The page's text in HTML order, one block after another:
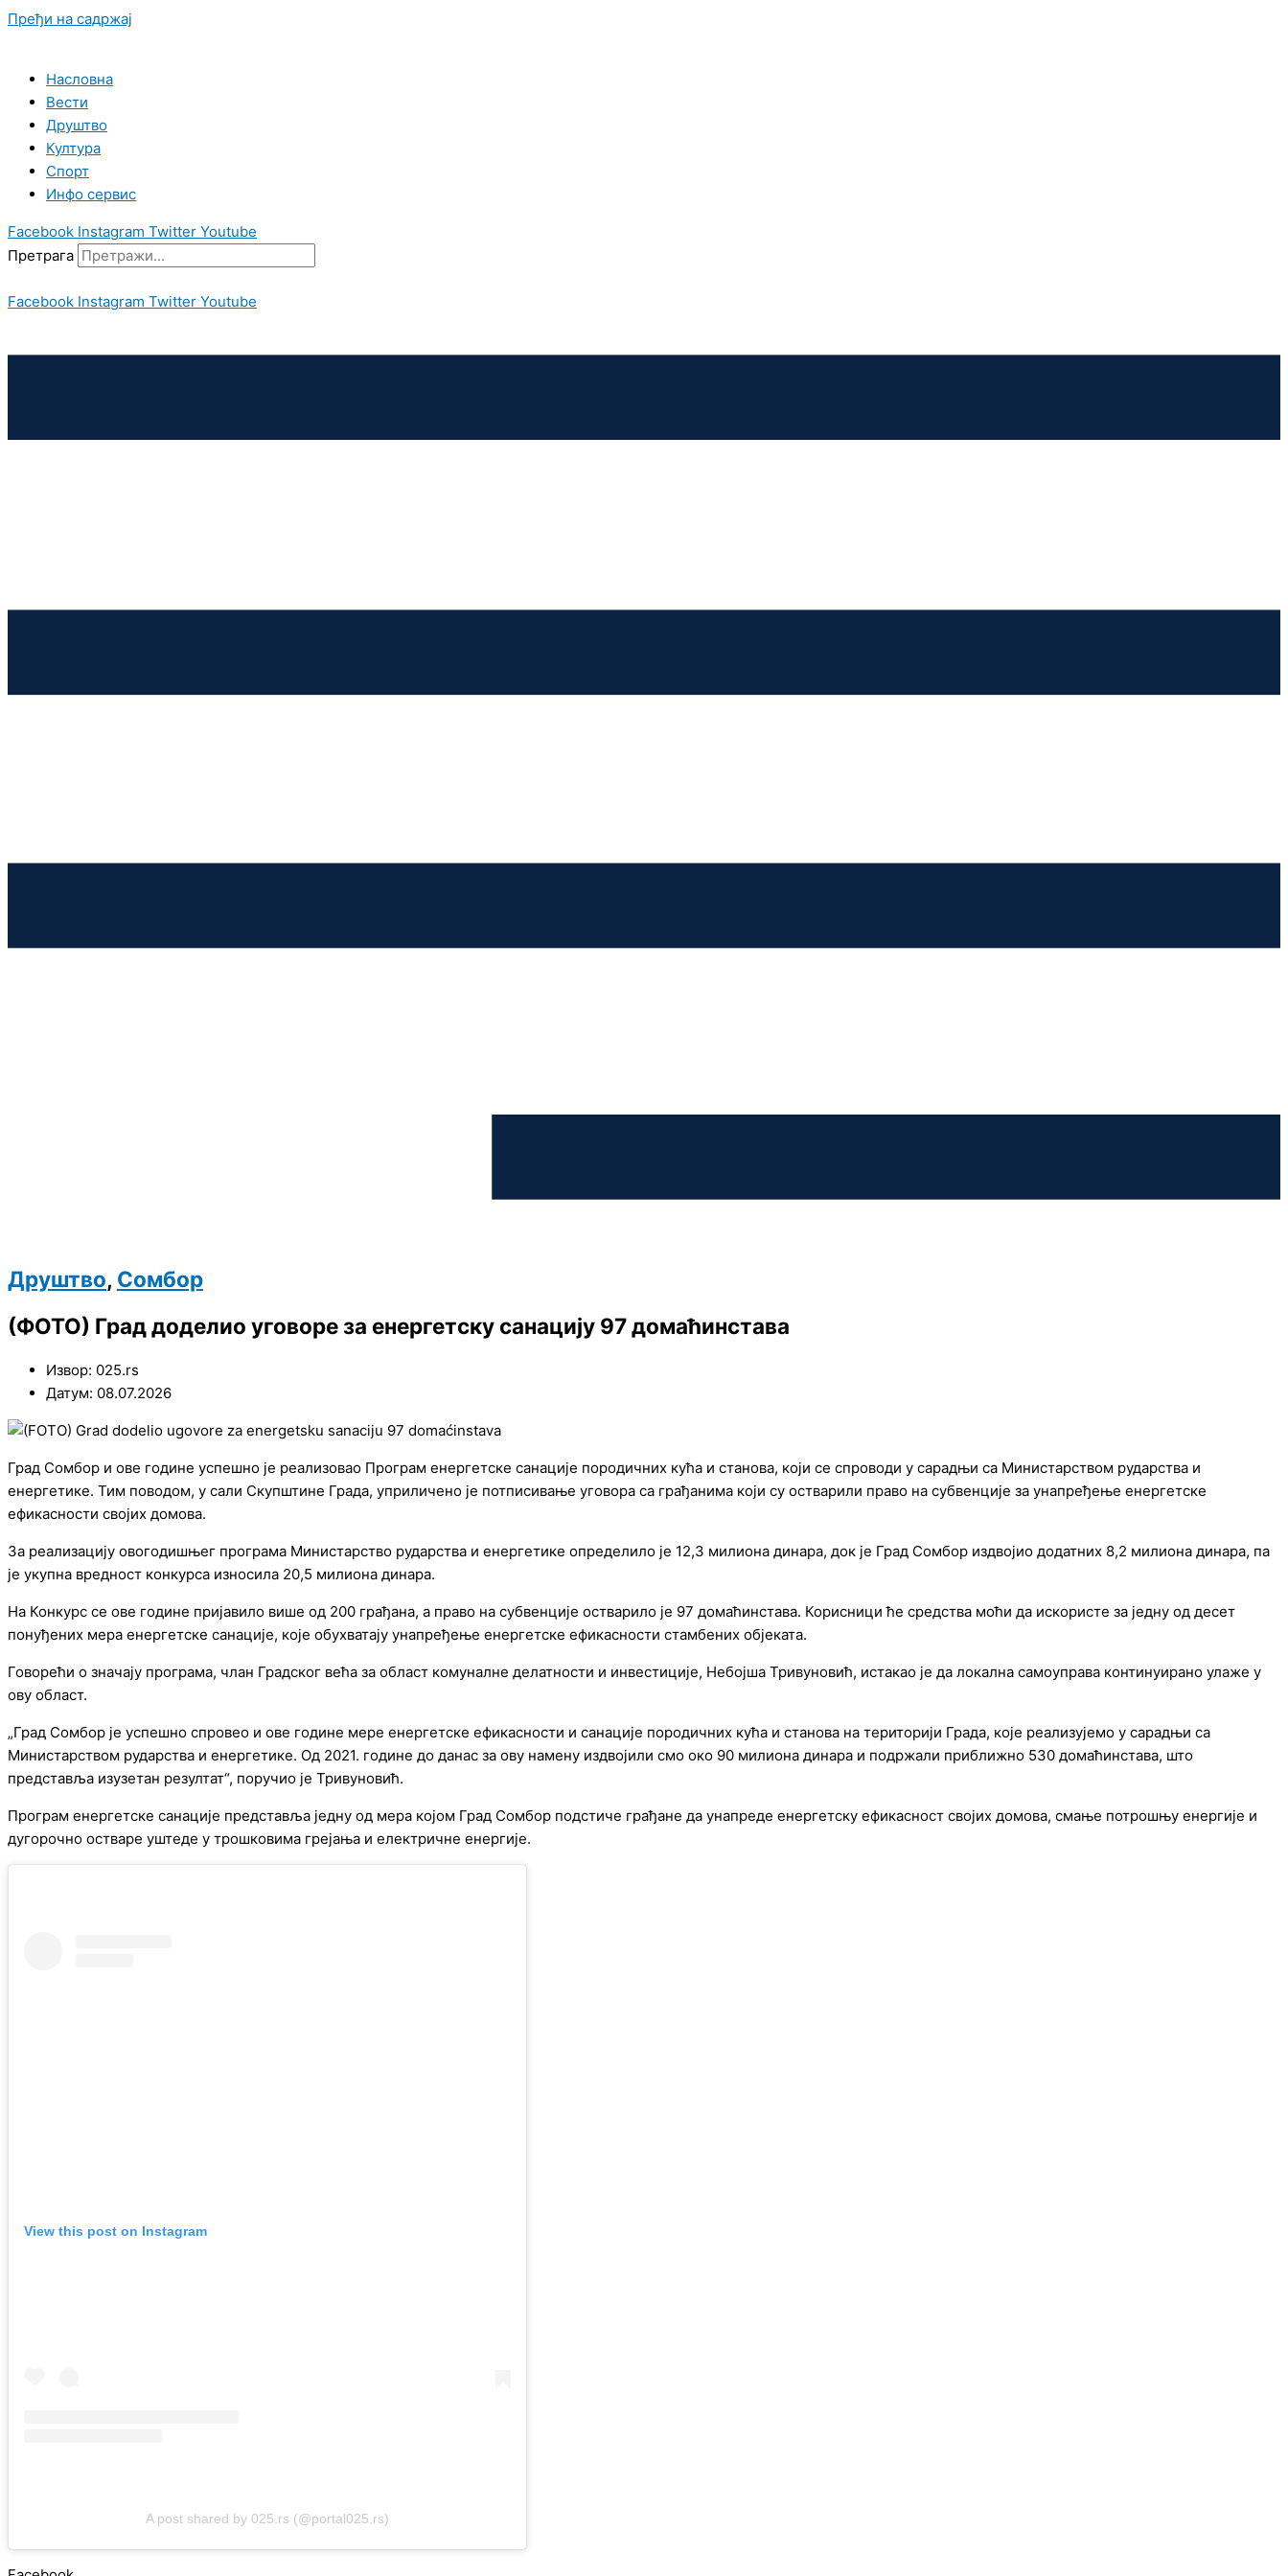
Пређи на садржај
Насловна
Вести
Друштво
Култура
Спорт
Инфо сервис
Facebook Instagram Twitter Youtube
Претрага
Facebook Instagram Twitter Youtube
Друштво, Сомбор
(ФОТО) Град доделио уговоре за енергетску санацију 97 домаћинстава
Извор: 025.rs
Датум: 08.07.2026
Град Сомбор и ове године успешно је реализовао Програм енергетске санације породичних кућа и станова, који се спроводи у сарадњи са Министарством рударства и
енергетике. Тим поводом, у сали Скупштине Града, уприличено је потписивање уговора са грађанима који су остварили право на субвенције за унапређење енергетске
ефикасности својих домова.
За реализацију овогодишњег програма Министарство рударства и енергетике определило је 12,3 милиона динара, док је Град Сомбор издвојио додатних 8,2 милиона динара, па
је укупна вредност конкурса износила 20,5 милиона динара.
На Конкурс се ове године пријавило више од 200 грађана, а право на субвенције остварило је 97 домаћинстава. Корисници ће средства моћи да искористе за једну од десет
понуђених мера енергетске санације, које обухватају унапређење енергетске ефикасности стамбених објеката.
Говорећи о значају програма, члан Градског већа за област комуналне делатности и инвестиције, Небојша Тривуновић, истакао је да локална самоуправа континуирано улаже у
ову област.
„Град Сомбор је успешно спровео и ове године мере енергетске ефикасности и санације породичних кућа и станова на територији Града, које реализујемо у сарадњи са
Министарством рударства и енергетике. Од 2021. године до данас за ову намену издвојили смо око 90 милиона динара и подржали приближно 530 домаћинстава, што
представља изузетан резултат“, поручио је Тривуновић.
Програм енергетске санације представља једну од мера којом Град Сомбор подстиче грађане да унапреде енергетску ефикасност својих домова, смање потрошњу енергије и
дугорочно остваре уштеде у трошковима грејања и електричне енергије.
View this post on Instagram
A post shared by 025.rs (@portal025.rs)